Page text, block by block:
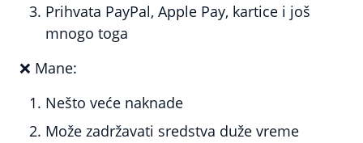
Prihvata PayPal, Apple Pay, kartice i još
mnogo toga
❌ Mane:
Nešto veće naknade
Može zadržavati sredstva duže vreme